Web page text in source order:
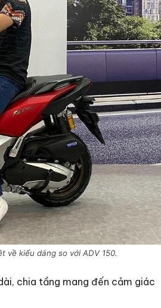
về kiểu dáng so với ADV 150.
chia tầng mang đến cảm giác